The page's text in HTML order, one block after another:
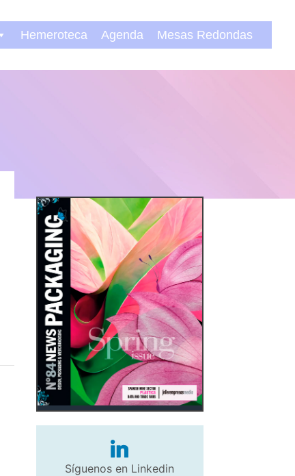
Hemeroteca Agenda Mesas Redondas
Síguenos en Linkedin